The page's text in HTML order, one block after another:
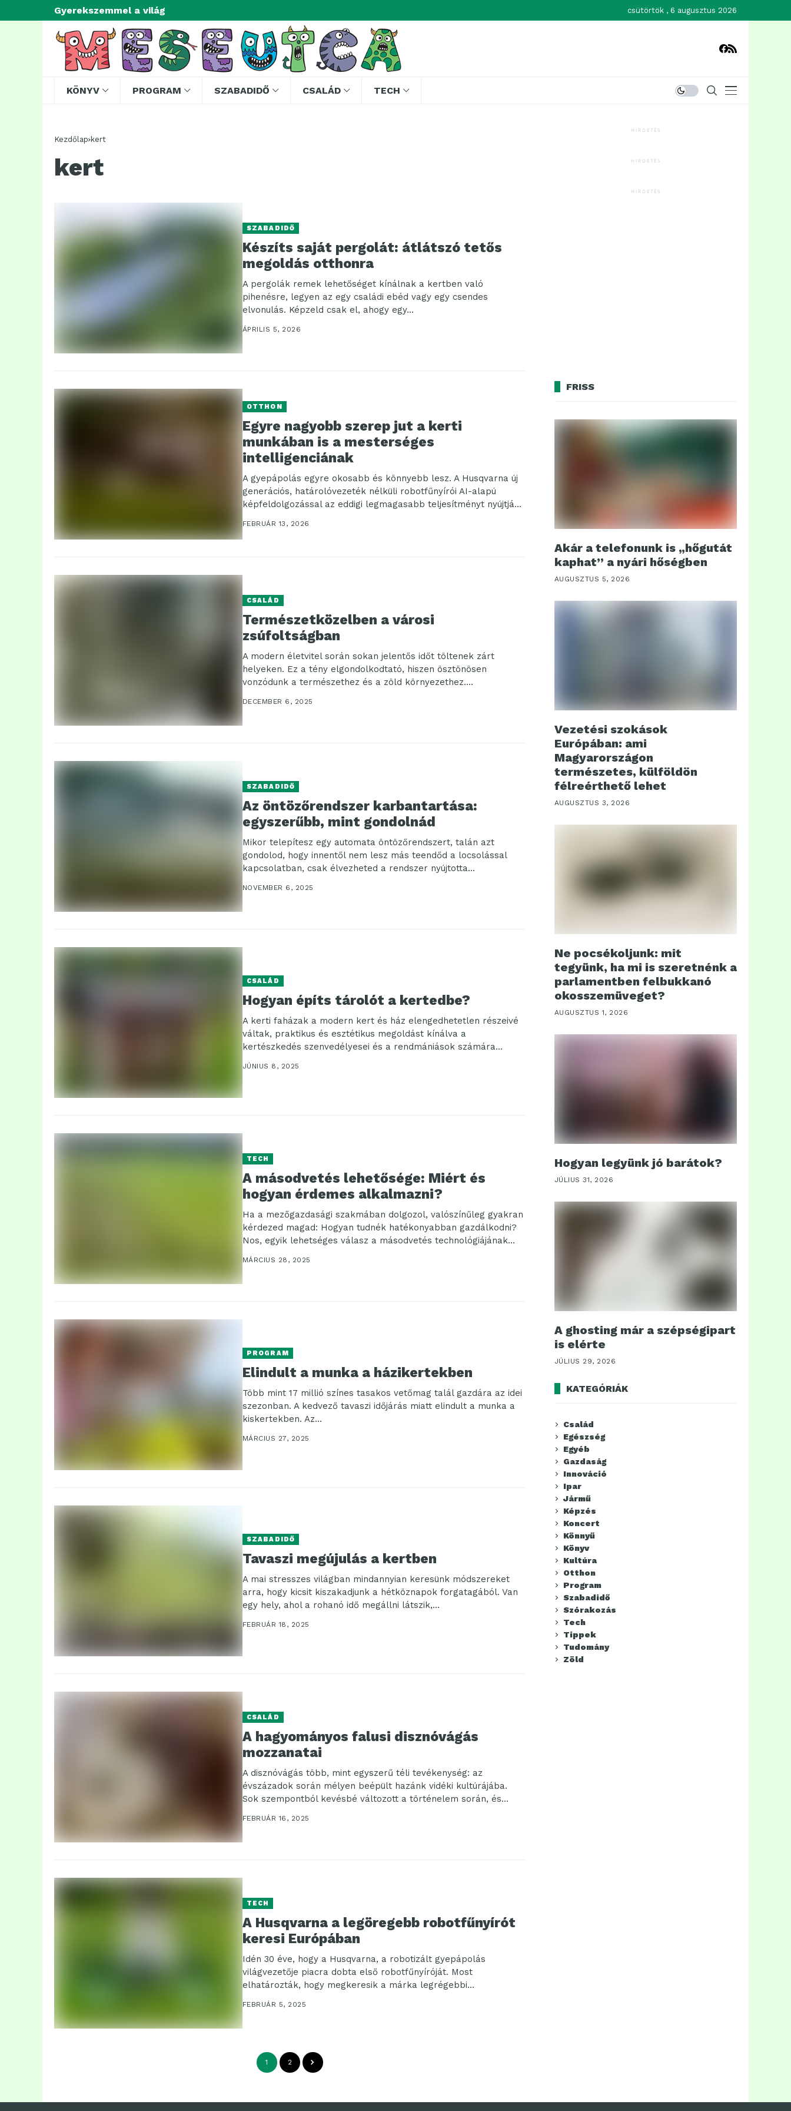
Gyerekszemmel a világ csütörtök , 6 augusztus 2026
KÖNYV PROGRAM SZABADIDŐ CSALÁD TECH
Kezdőlap kert
kert
SZABADIDŐ
Készíts saját pergolát: átlátszó tetős
megoldás otthonra
A pergolák remek lehetőséget kínálnak a kertben való
pihenésre, legyen az egy családi ebéd vagy egy csendes
elvonulás. Képzeld csak el, ahogy egy...
ÁPRILIS 5, 2026
OTTHON
Egyre nagyobb szerep jut a kerti
munkában is a mesterséges
intelligenciának
A gyepápolás egyre okosabb és könnyebb lesz. A Husqvarna új
generációs, határolóvezeték nélküli robotfűnyírói AI-alapú
képfeldolgozással az eddigi legmagasabb teljesítményt nyújtják
FEBRUÁR 13, 2026
CSALÁD
Természetközelben a városi
zsúfoltságban
A modern életvitel során sokan jelentős időt töltenek zárt
helyeken. Ez a tény elgondolkodtató, hiszen ösztönösen
vonzódunk a természethez és a zöld környezethez....
DECEMBER 6, 2025
SZABADIDŐ
Az öntözőrendszer karbantartása:
egyszerűbb, mint gondolnád
Mikor telepítesz egy automata öntözőrendszert, talán azt
gondolod, hogy innentől nem lesz más teendőd a locsolással
kapcsolatban, csak élvezheted a rendszer nyújtotta
NOVEMBER 6, 2025
CSALÁD
Hogyan építs tárolót a kertedbe?
A kerti faházak a modern kert és ház elengedhetetlen részeivé
váltak, praktikus és esztétikus megoldást kínálva a
kertészkedés szenvedélyesei és a rendmániások számára...
JÚNIUS 8, 2025
TECH
A másodvetés lehetősége: Miért és
hogyan érdemes alkalmazni?
Ha a mezőgazdasági szakmában dolgozol, valószínűleg gyakran
kérdezed magad: Hogyan tudnék hatékonyabban gazdálkodni?
Nos, egyik lehetséges válasz a másodvetés technológiájának
alkalmazása. Az utóbbi...
MÁRCIUS 28, 2025
PROGRAM
Elindult a munka a házikertekben
Több mint 17 millió színes tasakos vetőmag talál gazdára az idei
szezonban. A kedvező tavaszi időjárás miatt elindult a munka a
kiskertekben. Az...
MÁRCIUS 27, 2025
SZABADIDŐ
Tavaszi megújulás a kertben
A mai stresszes világban mindannyian keresünk módszereket
arra, hogy kicsit kiszakadjunk a hétköznapok forgatagából. Van
egy hely, ahol a rohanó idő megállni látszik,...
FEBRUÁR 18, 2025
CSALÁD
A hagyományos falusi disznóvágás
mozzanatai
A disznóvágás több, mint egyszerű téli tevékenység: az
évszázadok során mélyen beépült hazánk vidéki kultúrájába.
Sok szempontból kevésbé változott a történelem során, és...
FEBRUÁR 16, 2025
TECH
A Husqvarna a legöregebb robotfűnyírót
keresi Európában
Idén 30 éve, hogy a Husqvarna, a robotizált gyepápolás
világvezetője piacra dobta első robotfűnyíróját. Most
elhatározták, hogy megkeresik a márka legrégebbi
robotfűnyíróját. Az...
FEBRUÁR 5, 2025
1 2
HIRDETÉS
HIRDETÉS
HIRDETÉS
FRISS
Akár a telefonunk is „hőgutát
kaphat” a nyári hőségben
AUGUSZTUS 5, 2026
Vezetési szokások
Európában: ami
Magyarországon
természetes, külföldön
félreérthető lehet
AUGUSZTUS 3, 2026
Ne pocsékoljunk: mit
tegyünk, ha mi is szeretnénk a
parlamentben felbukkanó
okosszemüveget?
AUGUSZTUS 1, 2026
Hogyan legyünk jó barátok?
JÚLIUS 31, 2026
A ghosting már a szépségipart
is elérte
JÚLIUS 29, 2026
KATEGÓRIÁK
Család
Egészség
Egyéb
Gazdaság
Innováció
Ipar
Jármű
Képzés
Koncert
Könnyű
Könyv
Kultúra
Otthon
Program
Szabadidő
Szórakozás
Tech
Tippek
Tudomány
Zöld